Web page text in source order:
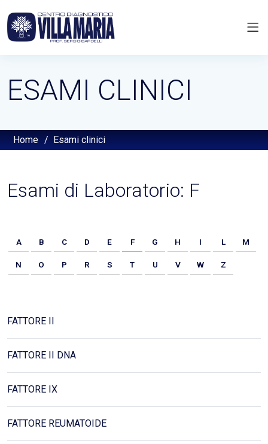
ESAMI CLINICI
Home / Esami clinici
Esami di Laboratorio: F
A B C D E F G H I L M
N O P R S T U V W Z
FATTORE II
FATTORE II DNA
FATTORE IX
FATTORE REUMATOIDE